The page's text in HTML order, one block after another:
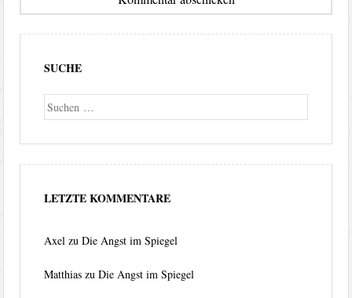
SUCHE
Suche
LETZTE KOMMENTARE
Axel zuDie Angst im Spiegel
Matthias zuDie Angst im Spiegel